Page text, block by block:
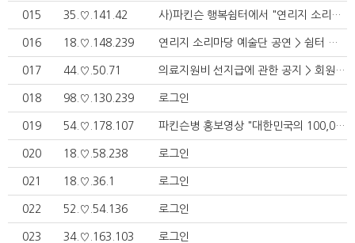
015 35.♡.141.42 사)파킨슨 행복쉼터에서 "연리지 소리마당 예술단" 공연(동영상) > 쉼터 이모저모
016 18.♡.148.239 연리지 소리마당 예술단 공연 > 쉼터 이모저모
017 44.♡.50.71 의료지원비 선지급에 관한 공지 > 회원알림정보
018 98.♡.130.239 로그인
019 54.♡.178.107 파킨슨병 홍보영상 "대한민국의 100,000명" > 파킨슨병이해
020 18.♡.58.238 로그인
021 18.♡.36.1 로그인
022 52.♡.54.136 로그인
023 34.♡.163.103 로그인